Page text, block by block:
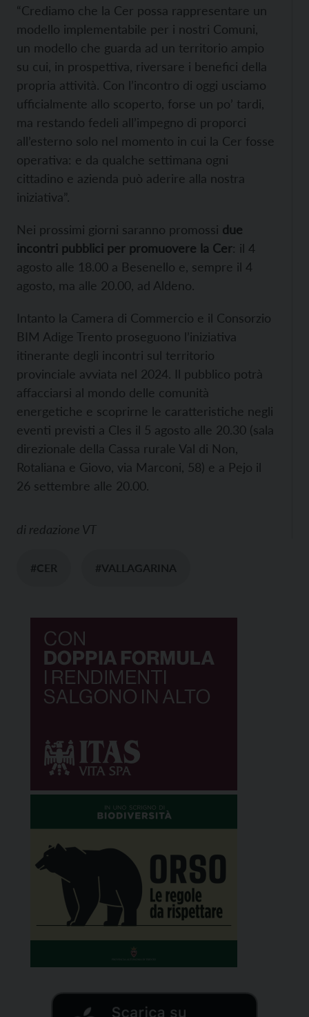
“Crediamo che la Cer possa rappresentare un
modello implementabile per i nostri Comuni,
un modello che guarda ad un territorio ampio
su cui, in prospettiva, riversare i benefici della
propria attività. Con l’incontro di oggi usciamo
ufficialmente allo scoperto, forse un po’ tardi,
ma restando fedeli all’impegno di proporci
all’esterno solo nel momento in cui la Cer fosse
operativa: e da qualche settimana ogni
cittadino e azienda può aderire alla nostra
iniziativa”.
Nei prossimi giorni saranno promossi due
incontri pubblici per promuovere la Cer: il 4
agosto alle 18.00 a Besenello e, sempre il 4
agosto, ma alle 20.00, ad Aldeno.
Intanto la Camera di Commercio e il Consorzio
BIM Adige Trento proseguono l’iniziativa
itinerante degli incontri sul territorio
provinciale avviata nel 2024. Il pubblico potrà
affacciarsi al mondo delle comunità
energetiche e scoprirne le caratteristiche negli
eventi previsti a Cles il 5 agosto alle 20.30 (sala
direzionale della Cassa rurale Val di Non,
Rotaliana e Giovo, via Marconi, 58) e a Pejo il
26 settembre alle 20.00.
di redazione VT
#CER #VALLAGARINA